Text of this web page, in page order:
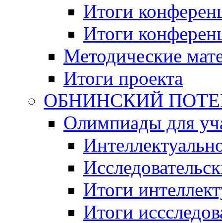
Итоги
Итоги
Методические
Итоги проекта
ОБНИНСКИЙ
Олимпиады для
Итоги
Итоги